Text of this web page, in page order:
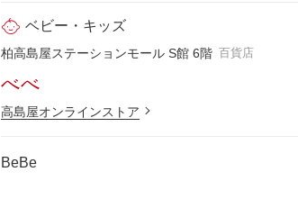
ベビー・キッズ
柏高島屋ステーションモール S館 6階 百貨店
べべ
高島屋オンラインストア
BeBe